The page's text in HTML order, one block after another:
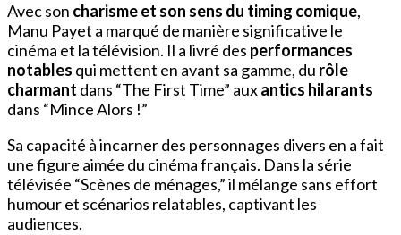
Avec son charisme et son sens du timing comique,
Manu Payet a marqué de manière significative le
cinéma et la télévision. Il a livré des performances
notables qui mettent en avant sa gamme, du rôle
charmant dans “The First Time” auxantics hilarants
dans “Mince Alors !”
Sa capacité à incarner des personnages divers en a fait
une figure aimée du cinéma français. Dans la série
télévisée “Scènes de ménages,” il mélange sans effort
humour et scénarios relatables, captivant les
audiences.